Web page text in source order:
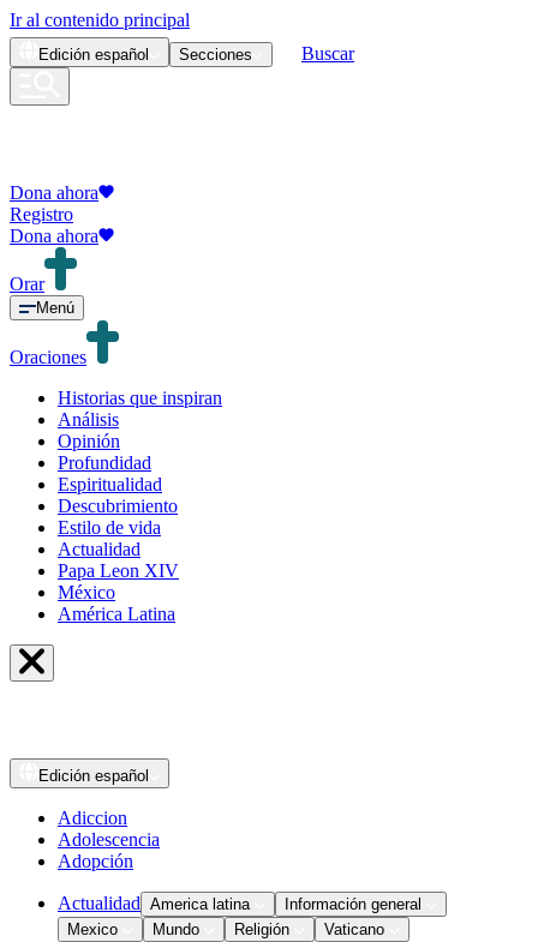
Ir al contenido principal
Edición español Secciones Buscar
Dona ahora
Registro
Dona ahora
Orar
Menú
Oraciones
Historias que inspiran
Análisis
Opinión
Profundidad
Espiritualidad
Descubrimiento
Estilo de vida
Actualidad
Papa Leon XIV
México
América Latina
Edición español
Adiccion
Adolescencia
Adopción
Actualidad America latina
Información general
Mexico
Mundo Religión Vaticano